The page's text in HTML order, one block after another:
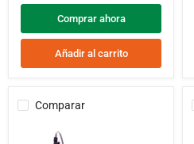
Comprar ahora
Añadir al carrito
Comparar